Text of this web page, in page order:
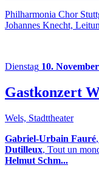
Philharmonia Chor
Johannes Knecht,
Dienstag 10.
Gastkonzert
Wels, Stadttheater
Gabriel-Urbain Fauré
Dutilleux, Tout un
Helmut Schm...